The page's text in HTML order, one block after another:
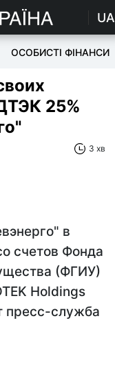
UA
ОСОБИСТІ ФІНАНСИ
25%
3 хв
в
счетов Фонда
(ФГИУ)
Holdings
пресс-служба